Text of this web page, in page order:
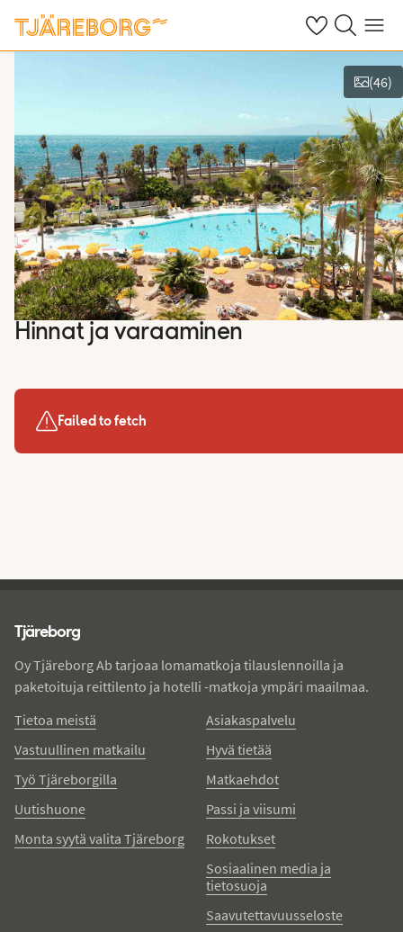
OmatHaku Valikko
Kuvat ja videot
(46)
Hinnat ja varaaminen
Failed to fetch
Tjäreborg
Oy Tjäreborg Ab tarjoaa lomamatkoja tilauslennoilla ja
paketoituja reittilento ja hotelli -matkoja ympäri maailmaa.
Tietoa meistä
Vastuullinen matkailu
Työ Tjäreborgilla
Uutishuone
Monta syytä valita Tjäreborg
Asiakaspalvelu
Hyvä tietää
Matkaehdot
Passi ja viisumi
Rokotukset
Sosiaalinen media ja
tietosuoja
Saavutettavuusseloste